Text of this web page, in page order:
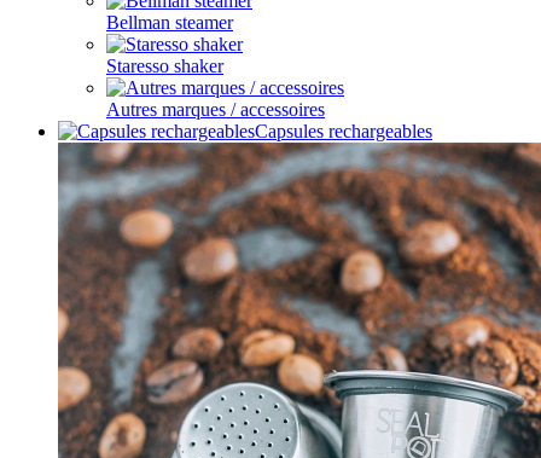
Bellman steamer
Staresso shaker
Autres marques / accessoires
Capsules rechargeables